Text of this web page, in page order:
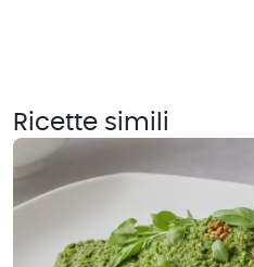
Ricette simili